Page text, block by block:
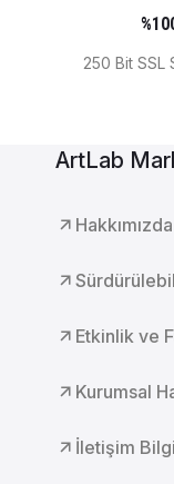
250 Bit SSL
ArtLab
Hakkımızda
Etkinlik ve
Kurumsal
İletişim